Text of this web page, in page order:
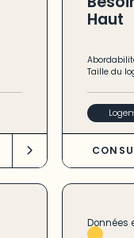
Haut
Taille du
Données